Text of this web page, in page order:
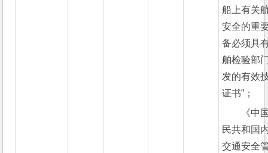
船上有关
安全的重
备必须具
舶检验部
发的有效
证书”；
《中
民共和国
交通安全